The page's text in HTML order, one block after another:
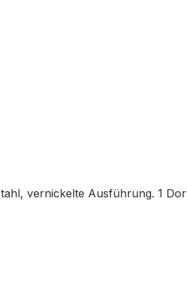
vernickelte Ausführung. 1